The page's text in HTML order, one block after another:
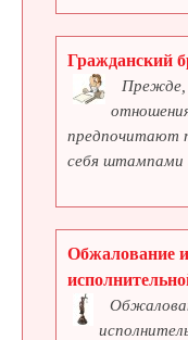
Гражданский
Прежде,
предпочитают
себя штампами
Обжалование